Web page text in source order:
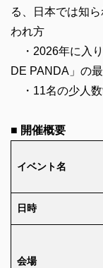
る、日本では知
われ方
・2026年に入り
DE PANDA」の
・11名の少人数
■ 開催概要
イベント名
日時
会場